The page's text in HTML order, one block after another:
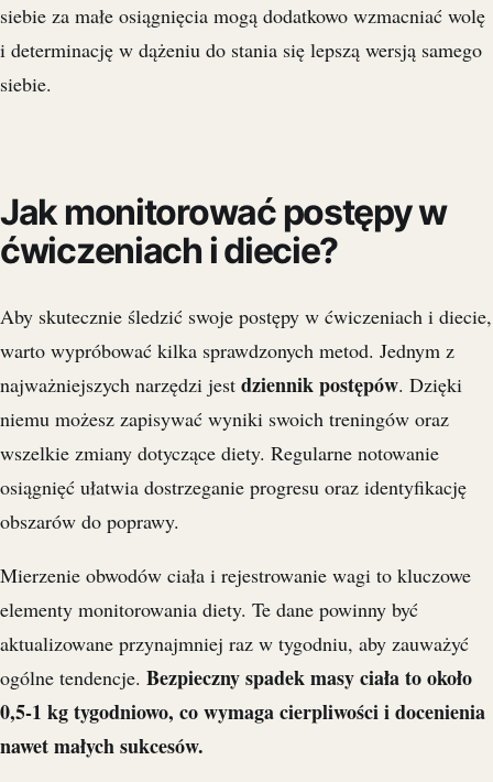
siebie za małe osiągnięcia mogą dodatkowo wzmacniać wolę
i determinację w dążeniu do stania się lepszą wersją samego
siebie.
Jak monitorować postępy w
ćwiczeniach i diecie?
Aby skutecznie śledzić swoje postępy w ćwiczeniach i diecie,
warto wypróbować kilka sprawdzonych metod. Jednym z
najważniejszych narzędzi jest dziennik postępów. Dzięki
niemu możesz zapisywać wyniki swoich treningów oraz
wszelkie zmiany dotyczące diety. Regularne notowanie
osiągnięć ułatwia dostrzeganie progresu oraz identyfikację
obszarów do poprawy.
Mierzenie obwodów ciała i rejestrowanie wagi to kluczowe
elementy monitorowania diety. Te dane powinny być
aktualizowane przynajmniej raz w tygodniu, aby zauważyć
ogólne tendencje. Bezpieczny spadek masy ciała to około
0,5-1 kg tygodniowo, co wymaga cierpliwości i docenienia
nawet małych sukcesów.